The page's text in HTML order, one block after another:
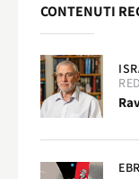
CONTENUTI